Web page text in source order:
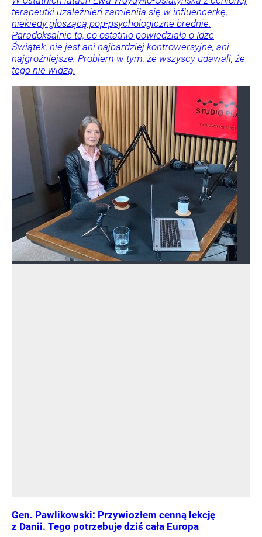
terapeutki uzależnień zamieniła się w influencerkę,
niekiedy głoszącą pop-psychologiczne brednie.
Paradoksalnie to, co ostatnio powiedziała o Idze
Świątek, nie jest ani najbardziej kontrowersyjne, ani
najgroźniejsze. Problem w tym, że wszyscy udawali, że
tego nie widzą.
Gen. Pawlikowski: Przywiozłem cenną lekcję
z Danii. Tego potrzebuje dziś cała Europa